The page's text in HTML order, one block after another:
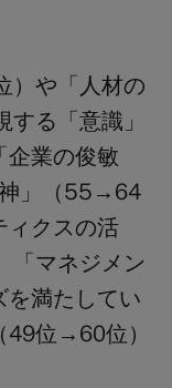
）や「人材の
る「意識」
企業の俊敏
」（55→64
ィクスの活
「マネジメン
を満たしてい
49位→60位）